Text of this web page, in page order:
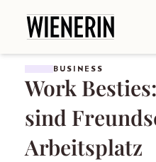
BUSINESS
Work
sind
Arbeitsplatz